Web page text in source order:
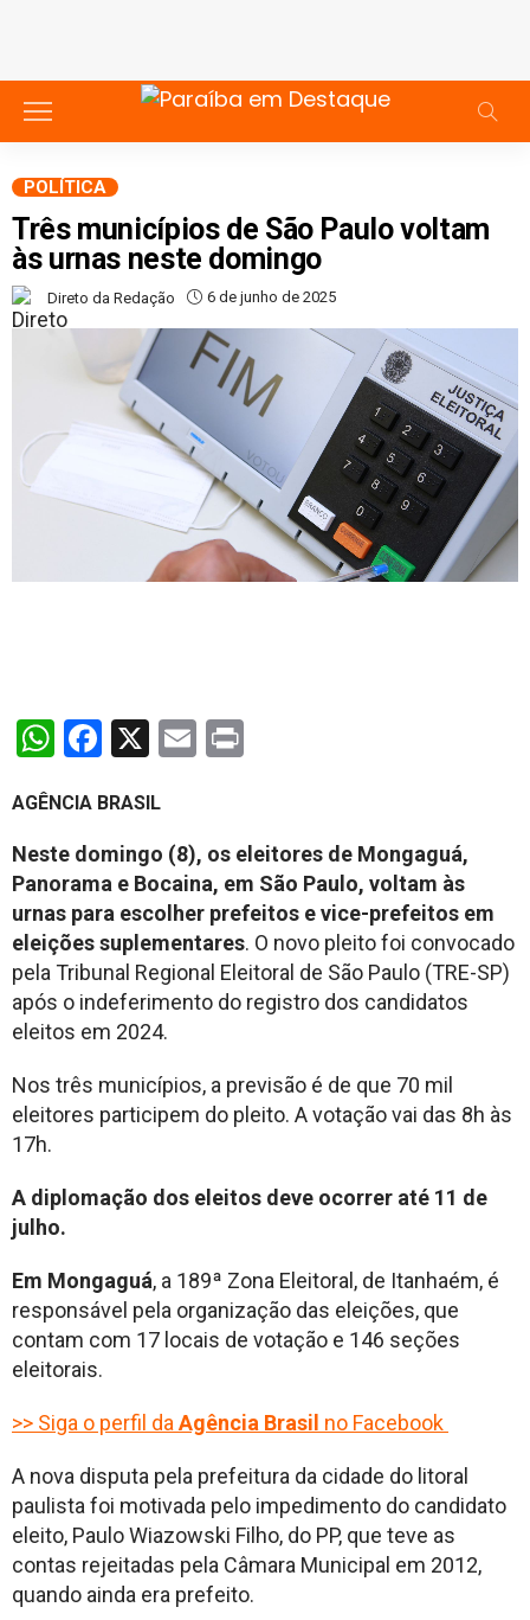
POLÍTICA
Três municípios de São Paulo voltam
às urnas neste domingo
Direto da Redação 6 de junho de 2025
WhatsApp
Facebook
X Email
AGÊNCIA BRASIL
Neste domingo (8), os eleitores de Mongaguá,
Panorama e Bocaina, em São Paulo, voltam às
urnas para escolher prefeitos e vice-prefeitos em
eleições suplementares. O novo pleito foi convocado
pela Tribunal Regional Eleitoral de São Paulo (TRE-SP)
após o indeferimento do registro dos candidatos
eleitos em 2024.
Nos três municípios, a previsão é de que 70 mil
eleitores participem do pleito. A votação vai das 8h às
17h.
A diplomação dos eleitos deve ocorrer até 11 de
julho.
Em Mongaguá, a 189ª Zona Eleitoral, de Itanhaém, é
responsável pela organização das eleições, que
contam com 17 locais de votação e 146 seções
eleitorais.
>> Siga o perfil da Agência Brasil no Facebook
A nova disputa pela prefeitura da cidade do litoral
paulista foi motivada pelo impedimento do candidato
eleito, Paulo Wiazowski Filho, do PP, que teve as
contas rejeitadas pela Câmara Municipal em 2012,
quando ainda era prefeito.